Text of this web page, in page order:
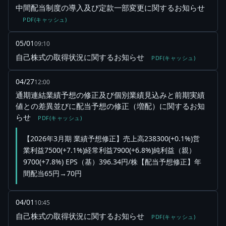
中間配当制度の導入及び定款一部変更に関するお知らせ
PDF(キャッシュ)
05/0109:10
自己株式の取得状況に関するお知らせ PDF(キャッシュ)
04/2712:00
通期連結業績予想の修正及び個別業績見込みと前期実績
値との差異並びに配当予想の修正（増配）に関するお知
らせ
PDF(キャッシュ)
【2026年3月期 業績予想修正】売上高238300(+0.1%)営
業利益7500(+7.1%)経常利益7900(+6.8%)純利益（親）
9700(+7.8%) EPS（基）396.34円/株【配当予想修正】年
間配当65円→70円
04/01 10:45
自己株式の取得状況に関するお知らせ PDF(キャッシュ)